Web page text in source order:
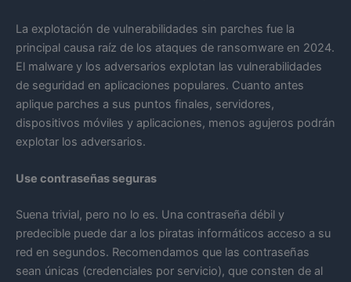
La explotación de vulnerabilidades sin parches fue la
principal causa raíz de los ataques de ransomware en 2024.
El malware y los adversarios explotan las vulnerabilidades
de seguridad en aplicaciones populares. Cuanto antes
aplique parches a sus puntos finales, servidores,
dispositivos móviles y aplicaciones, menos agujeros podrán
explotar los adversarios.
Use contraseñas seguras
Suena trivial, pero no lo es. Una contraseña débil y
predecible puede dar a los piratas informáticos acceso a su
red en segundos. Recomendamos que las contraseñas
sean únicas (credenciales por servicio), que consten de al